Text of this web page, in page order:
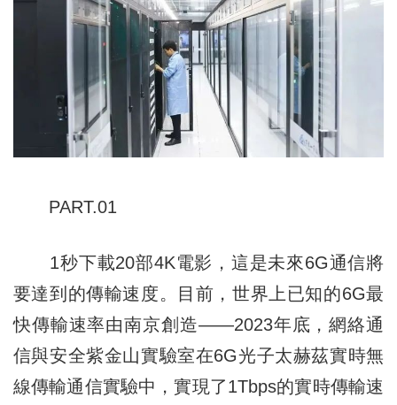
PART.01
1秒下載20部4K電影，這是未來6G通信將
要達到的傳輸速度。目前，世界上已知的6G最
快傳輸速率由南京創造——2023年底，網絡通
信與安全紫金山實驗室在6G光子太赫茲實時無
線傳輸通信實驗中，實現了1Tbps的實時傳輸速